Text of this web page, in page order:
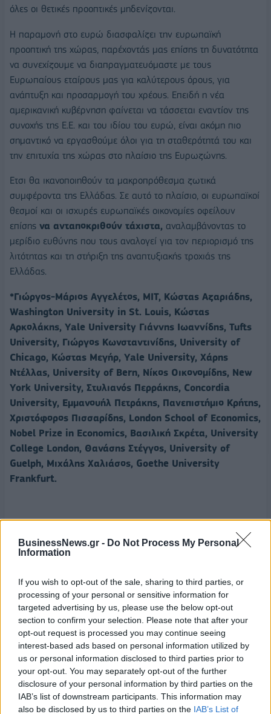
BusinessNews.gr - Do Not Process My Personal
Information
If you wish to opt-out of the sale, sharing to third parties, or
processing of your personal or sensitive information for
targeted advertising by us, please use the below opt-out
section to confirm your selection. Please note that after your
opt-out request is processed you may continue seeing
interest-based ads based on personal information utilized by
us or personal information disclosed to third parties prior to
your opt-out. You may separately opt-out of the further
disclosure of your personal information by third parties on the
IAB’s list of downstream participants. This information may
also be disclosed by us to third parties on the IAB’s List of
όλες οι θετικές προοπτικές μηδενίζονται.
Η παραμονή στο ευρώ διασφαλίζει την ευρωπαϊκή
προοπτική της χώρας, παρέχοντάς μας επίσης τη δυνατότητα
να συνεχίζουμε να διαπραγματευόμαστε με τους
Ευρωπαίους εταίρους μας για καλύτερους όρους, για
ανάπτυξη και προσαρμογή του χρέους. Επειδή η νέα
αμερικανική κυβέρνηση φαίνεται να τάσσεται εναντίον της
συνοχής της E.Ε. και του ιδίου του ευρώ, είναι ακόμη πιο
σημαντικό να εργασθούμε όλοι για τη σταθερότητά του και
την επιτυχία της χώρας στο πλαίσιο της Ευρωζώνης.
Ετσι θα ικανοποιηθούν τα μακροπρόθεσμα ζωτικά
συμφέροντα της Ελλάδας. Σε αυτό το πλαίσιο, οι ευρωπαϊκοί
θεσμοί και οι ισχυρές ευρωπαϊκές οικονομίες οφείλουν
επίσης να ανταποκριθούν τάχιστα, αναλαμβάνοντας το
μερίδιο ευθύνης που τους αναλογεί για τον περιορισμό της
λιτότητας και τη στήριξη της αναπτυξιακής τροχιάς της
Ελλάδας.
*Γιώργος-Μάριος Αγγελέτος, MIT, Κώστας Αζαριάδης,
Washington University in St. Louis, Κώστας
Αρκολάκης, Yale University Γιάννης Ιωαννίδης, Tufts
University, Γιώργος Κωνσταντινίδης, University of
Chicago, Κώστας Μεγήρ, Yale University, Χάρης
Ντέλλας, University of Bern, Νίκος Οικονομίδης, New
York University, Στυλιανός Περράκης, Concordia
University, Εμμανουήλ Πετράκης, Πανεπιστήμιο Κρήτης,
Χριστόφορος Πισσαρίδης, London School of Economics,
Nobel Prize in Economics, Βασιλική Σκρέτα, University
College London, Θανάσης Στέγγος, University of
Guelph, Μιχάλης Χαλιάσος, Goethe University
Frankfurt.
GREXIT